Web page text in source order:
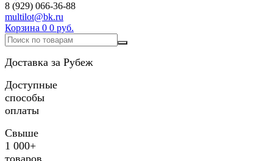
8 (929) 066-36-88
multilot@bk.ru
Корзина 0 0 руб.
Доставка за Рубеж
Доступные
способы
оплаты
Свыше
1 000+
товаров